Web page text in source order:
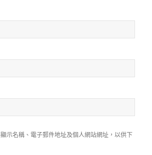
示名稱、電子郵件地址及個人網站網址，以供下